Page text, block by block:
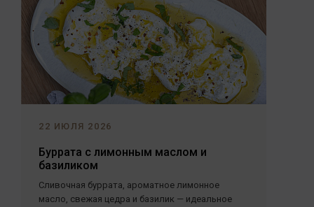
22 ИЮЛЯ 2026
Буррата с лимонным маслом и
базиликом
Сливочная буррата, ароматное лимонное
масло, свежая цедра и базилик — идеальное